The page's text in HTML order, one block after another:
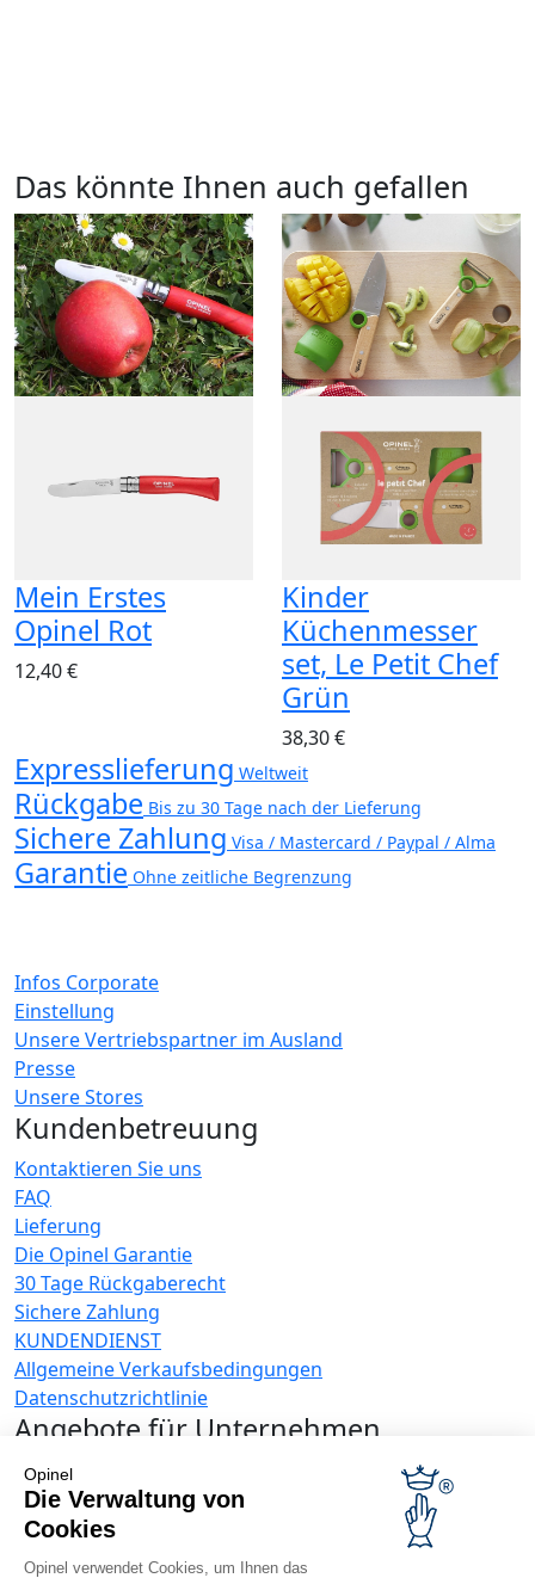
Opinel
Die Verwaltung von
Cookies
Opinel verwendet Cookies, um Ihnen das
Das könnte Ihnen auch gefallen
Mein Erstes
Opinel Rot
12,40 €
Kinder
Küchenmesser
set, Le Petit Chef
Grün
38,30 €
Expresslieferung Weltweit
Rückgabe Bis zu 30 Tage nach der Lieferung
Sichere Zahlung Visa / Mastercard / Paypal / Alma
Garantie Ohne zeitliche Begrenzung
Infos Corporate
Einstellung
Unsere Vertriebspartner im Ausland
Presse
Unsere Stores
Kundenbetreuung
Kontaktieren Sie uns
FAQ
Lieferung
Die Opinel Garantie
30 Tage Rückgaberecht
Sichere Zahlung
KUNDENDIENST
Allgemeine Verkaufsbedingungen
Datenschutzrichtlinie
Angebote für Unternehmen
Werbegeschenke
Gastronome
Opinel News
Neuigkeiten erhalten